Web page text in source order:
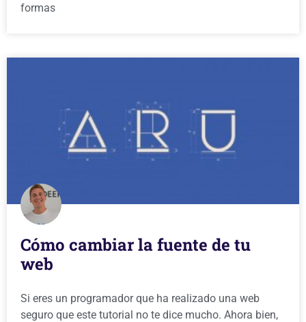
formas
Cómo cambiar la fuente de tu
web
Si eres un programador que ha realizado una web
seguro que este tutorial no te dice mucho. Ahora bien,